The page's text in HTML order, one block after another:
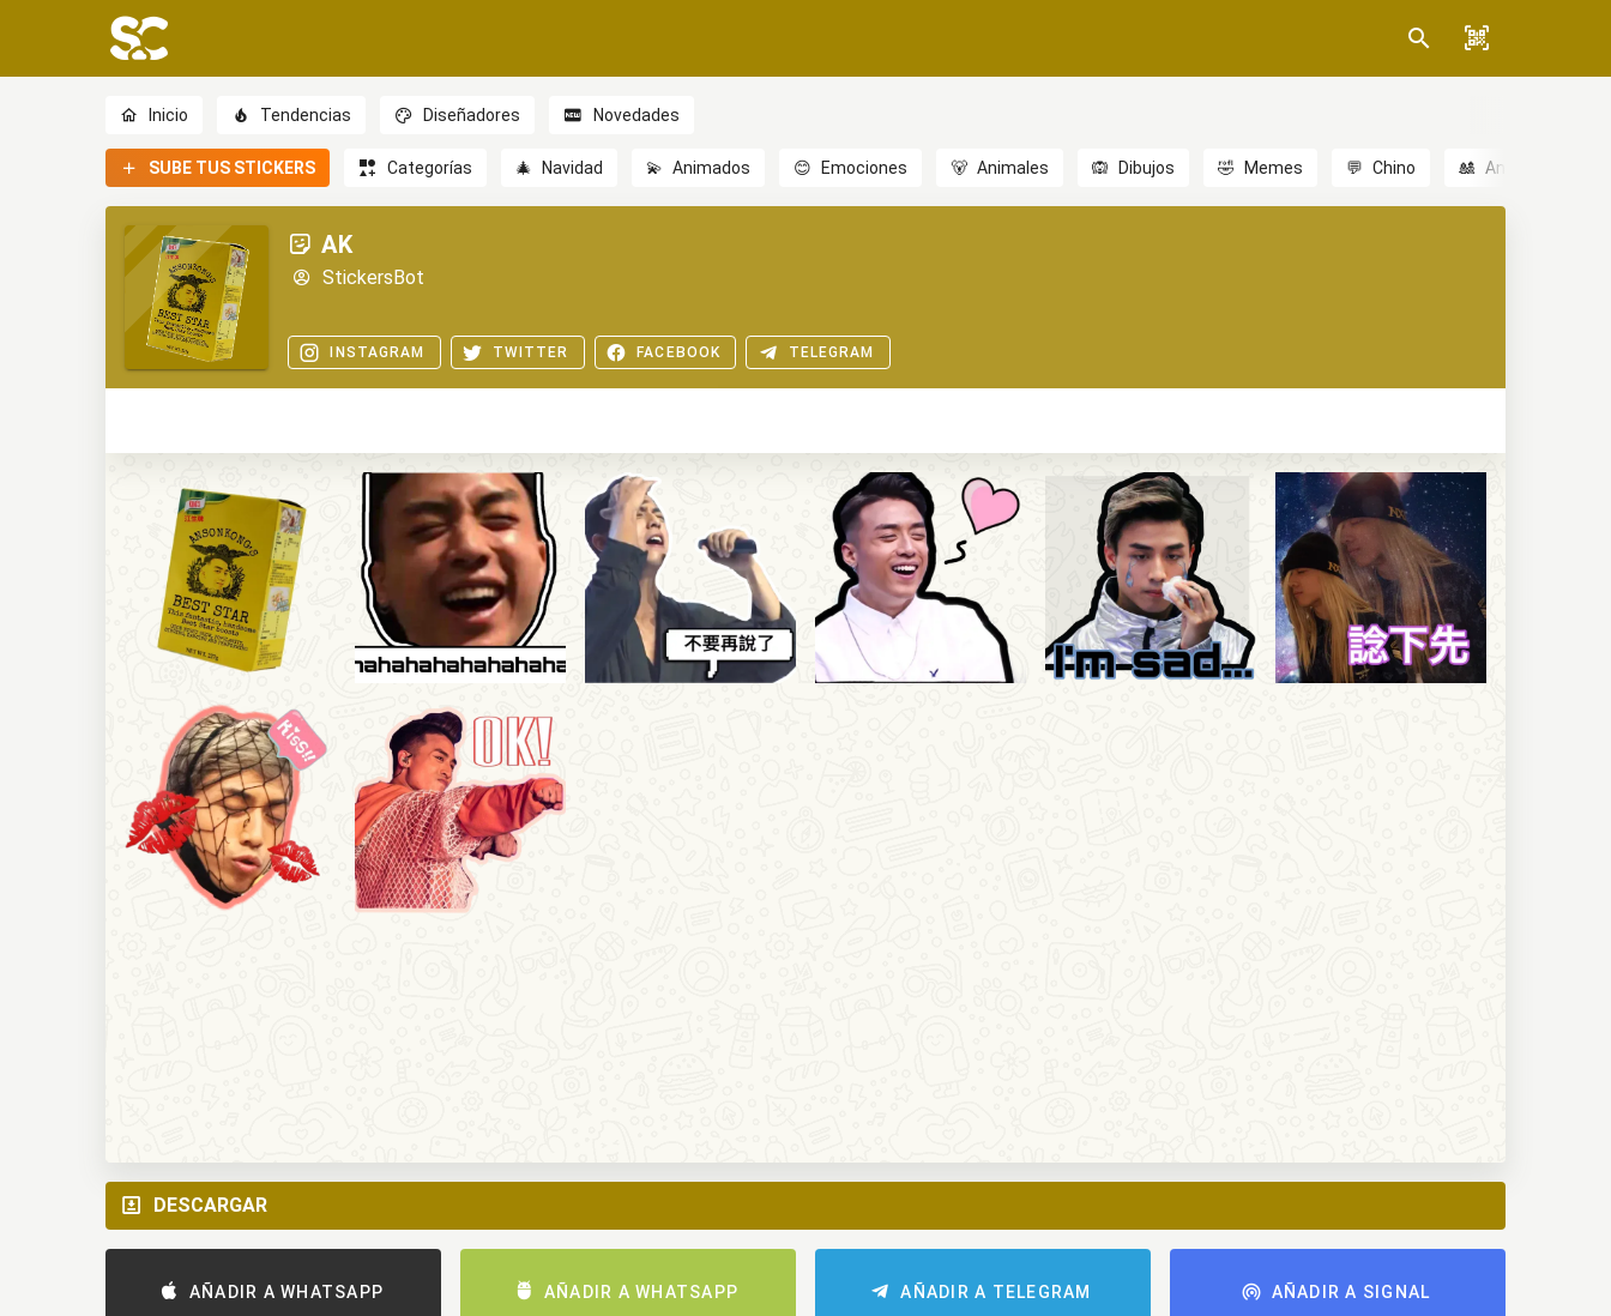
Inicio Tendencias Diseñadores Novedades
SUBE TUS STICKERS Categorías 🎄 Navidad 💫 Animados 😊 Emociones 🐻 Animales 🙉 Dibujos 🤣 Memes 💬 Chino 🎎 Anime
AK
StickersBot
INSTAGRAM TWITTER FACEBOOK TELEGRAM
DESCARGAR
AÑADIR A WHATSAPP AÑADIR A WHATSAPP AÑADIR A TELEGRAM AÑADIR A SIGNAL